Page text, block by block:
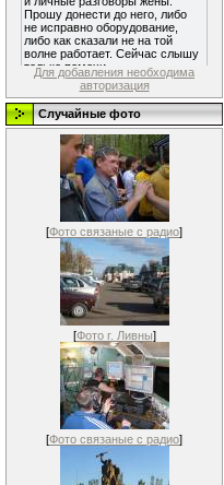
Для добавления необходима
авторизация
Случайные фото
[Фото связаные с радио]
[Фото г. Ливны]
[Фото связаные с радио]